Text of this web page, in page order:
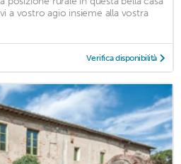
a vostro agio insieme alla vostra
Verifica disponibilità